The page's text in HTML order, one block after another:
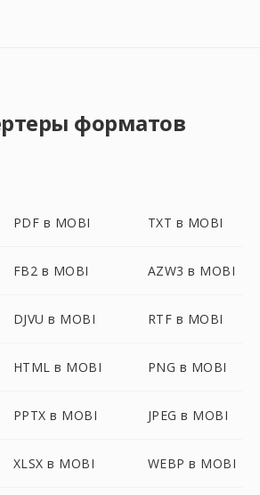
форматов
PDF в MOBI TXT в MOBI
FB2 в MOBI AZW3 в MOBI
DJVU в MOBI RTF в MOBI
HTML в MOBI PNG в MOBI
PPTX в MOBI JPEG в MOBI
XLSX в MOBI WEBP в MOBI